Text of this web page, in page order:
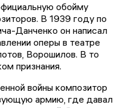
обойму
В 1939 году по
Данченко он написал
оперы в театре
Ворошилов. В то
признания.
войны композитор
армию, где давал